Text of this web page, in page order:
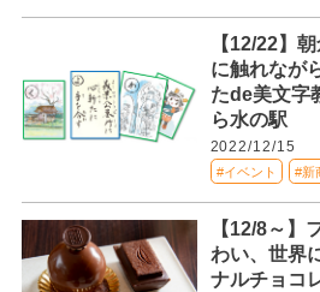
【12/22】
に触れなが
たde美文字
ら水の駅
2022/12/15
#イベント #新
【12/8～】
わい、世界
ナルチョコ